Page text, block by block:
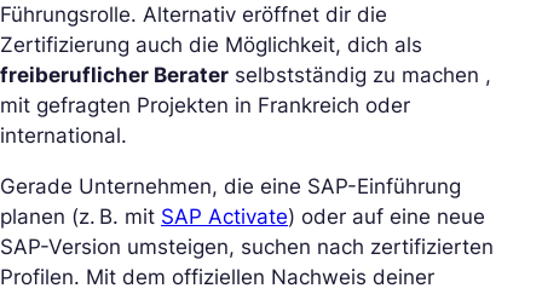
Führungsrolle. Alternativ eröffnet dir die
Zertifizierung auch die Möglichkeit, dich als
freiberuflicher Berater selbstständig zu machen ,
mit gefragten Projekten in Frankreich oder
international.
Gerade Unternehmen, die eine SAP-Einführung
planen (z. B. mit SAP Activate) oder auf eine neue
SAP-Version umsteigen, suchen nach zertifizierten
Profilen. Mit dem offiziellen Nachweis deiner